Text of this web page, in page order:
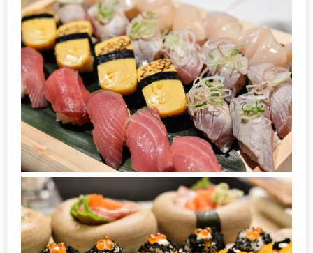
เดียว
HOMEPRO
FAIR
2017
เชียงใหม่
จัด
เต็ม
กับ
ร้าน
หมู
กระทะ